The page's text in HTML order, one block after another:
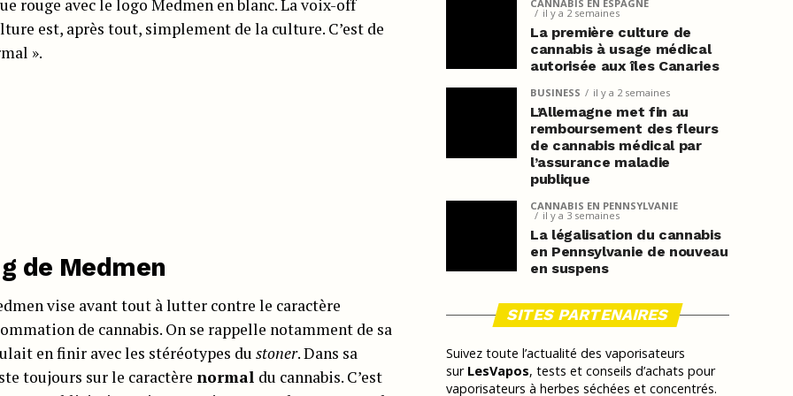
rouge avec le logo Medmen en blanc. La voix-off
est, après tout, simplement de la culture. C’est de
».
de Medmen
vise avant tout à lutter contre le caractère
de cannabis. On se rappelle notamment de sa
en finir avec les stéréotypes du stoner. Dans sa
toujours sur le caractère normal du cannabis. C’est
CANNABIS EN ESPAGNE
il y a 2 semaines
La première culture de
cannabis à usage médical
autorisée aux îles Canaries
BUSINESS il y a 2 semaines
L’Allemagne met fin au
remboursement des fleurs
de cannabis médical par
l’assurance maladie
publique
CANNABIS EN PENNSYLVANIE
il y a 3 semaines
La légalisation du cannabis
en Pennsylvanie de nouveau
en suspens
SITES PARTENAIRES
Suivez toute l’actualité des vaporisateurs
sur LesVapos, tests et conseils d’achats pour
vaporisateurs à herbes séchées et concentrés.